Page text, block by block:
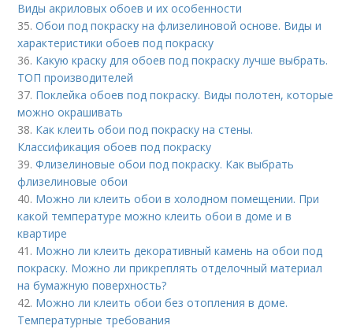
Виды акриловых обоев и их особенности
35.Обои под покраску на флизелиновой основе. Виды и
характеристики обоев под покраску
36. Какую краску для обоев под покраску лучше выбрать.
ТОП производителей
37. Поклейка обоев под покраску. Виды полотен, которые
можно окрашивать
38. Как клеить обои под покраску на стены.
Классификация обоев под покраску
39.Флизелиновые обои под покраску. Как выбрать
флизелиновые обои
40. Можно ли клеить обои в холодном помещении. При
какой температуре можно клеить обои в доме и в
квартире
41. Можно ли клеить декоративный камень на обои под
покраску. Можно ли прикреплять отделочный материал
на бумажную поверхность?
42. Можно ли клеить обои без отопления в доме.
Температурные требования